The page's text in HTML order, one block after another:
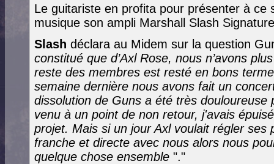
Le guitariste en profita pour présenter à ce
musique son ampli Marshall Slash
Slash déclara au Midem sur la question
constitué que d’Axl Rose, nous n’avons
reste des membres est resté en bons
semaine dernière nous avons fait un
dissolution de Guns a été très
venu à un point de non retour, j'avais
projet. Mais si un jour Axl voulait régler ses
franche et directe avec nous alors nous
quelque chose ensemble "."